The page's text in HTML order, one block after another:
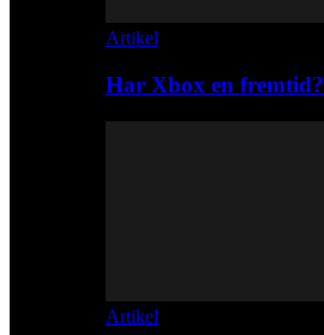
Artikel
Har Xbox en fremtid?
Artikel